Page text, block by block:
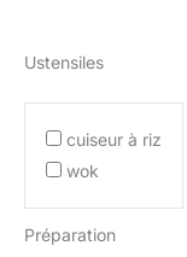
Ustensiles
cuiseur à riz
wok
Préparation